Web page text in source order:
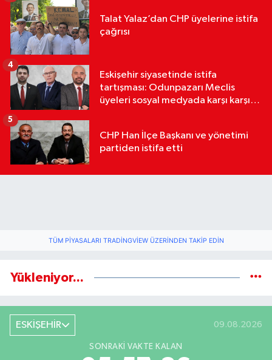
Talat Yalaz’dan CHP üyelerine istifa
çağrısı
Eskişehir siyasetinde istifa
tartışması: Odunpazarı Meclis
üyeleri sosyal medyada karşı karşıya
4
CHP Han İlçe Başkanı ve yönetimi
partiden istifa etti
5
TÜM PIYASALARI TRADINGVIEW ÜZERINDEN TAKIP EDIN
Yükleniyor...
ESKİŞEHİR 09.08.2026
SONRAKI VAKTE KALAN